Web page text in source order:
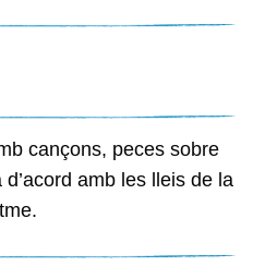
cançons, peces sobre
amb les lleis de la